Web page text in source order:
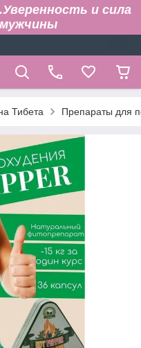
и сила
Тибета Препараты для